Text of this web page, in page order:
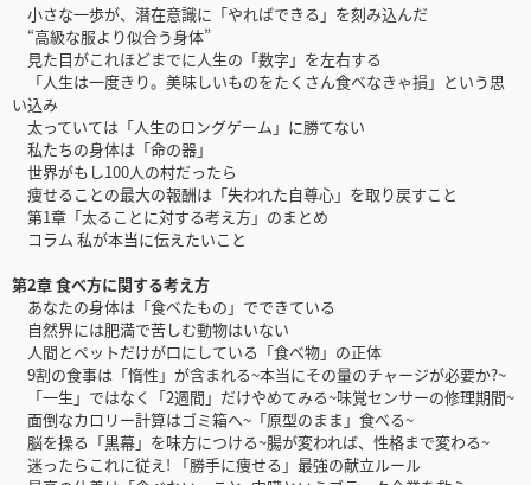
小さな一歩が、潜在意識に「やればできる」を刻み込んだ
“高級な服より似合う身体”
見た目がこれほどまでに人生の「数字」を左右する
「人生は一度きり。美味しいものをたくさん食べなきゃ損」という思
い込み
太っていては「人生のロングゲーム」に勝てない
私たちの身体は「命の器」
世界がもし100人の村だったら
痩せることの最大の報酬は「失われた自尊心」を取り戻すこと
第1章「太ることに対する考え方」のまとめ
コラム 私が本当に伝えたいこと
第2章 食べ方に関する考え方
あなたの身体は「食べたもの」でできている
自然界には肥満で苦しむ動物はいない
人間とペットだけが口にしている「食べ物」の正体
9割の食事は「惰性」が含まれる~本当にその量のチャージが必要か?~
「一生」ではなく「2週間」だけやめてみる~味覚センサーの修理期間~
面倒なカロリー計算はゴミ箱へ~「原型のまま」食べる~
脳を操る「黒幕」を味方につける~腸が変われば、性格まで変わる~
迷ったらこれに従え! 「勝手に痩せる」最強の献立ルール